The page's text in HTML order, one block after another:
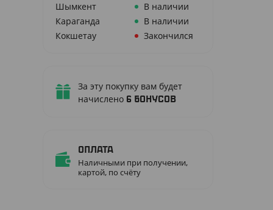
Шымкент
В наличии
Караганда
В наличии
Кокшетау
Закончился
За эту покупку вам будет
начислено 6 бонусов
Оплата
Наличными при получении,
картой, по счёту